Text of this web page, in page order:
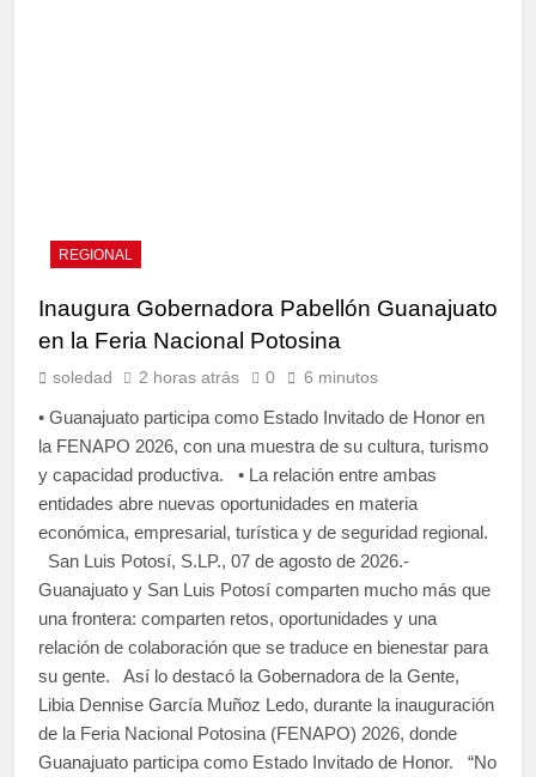
REGIONAL
Inaugura Gobernadora Pabellón Guanajuato
en la Feria Nacional Potosina
soledad 2 horas atrás 0 6 minutos
• Guanajuato participa como Estado Invitado de Honor en
la FENAPO 2026, con una muestra de su cultura, turismo
y capacidad productiva. • La relación entre ambas
entidades abre nuevas oportunidades en materia
económica, empresarial, turística y de seguridad regional.
San Luis Potosí, S.LP., 07 de agosto de 2026.-
Guanajuato y San Luis Potosí comparten mucho más que
una frontera: comparten retos, oportunidades y una
relación de colaboración que se traduce en bienestar para
su gente. Así lo destacó la Gobernadora de la Gente,
Libia Dennise García Muñoz Ledo, durante la inauguración
de la Feria Nacional Potosina (FENAPO) 2026, donde
Guanajuato participa como Estado Invitado de Honor. “No